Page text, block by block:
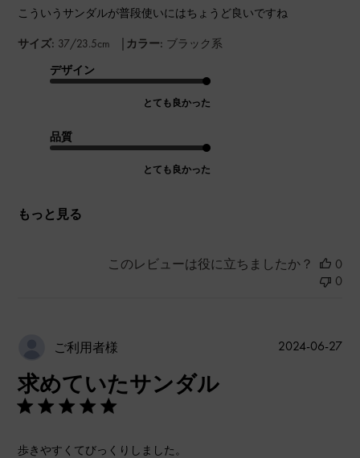
こういうサンダルが普段使いにはちょうど良いですね
サイズ: 37/23.5cm | カラー: ブラック系
デザイン
とても良かった
品質
とても良かった
もっと見る
このレビューは役に立ちましたか？
0
0
ご利用者様
求めていたサンダル
歩きやすくてびっくりしました。
公
2024-06-27